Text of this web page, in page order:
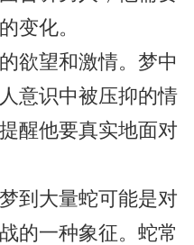
变化。
欲望和激情。梦中
意识中被压抑的情
醒他要真实地面对
到大量蛇可能是对
的一种象征。蛇常